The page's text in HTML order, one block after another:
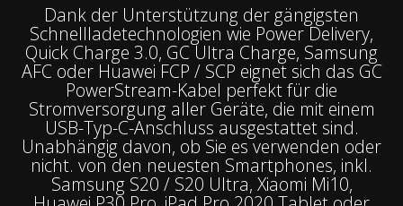
Dank der Unterstützung der gängigsten
Schnellladetechnologien wie Power Delivery,
Quick Charge 3.0, GC Ultra Charge, Samsung
AFC oder Huawei FCP / SCP eignet sich das GC
PowerStream-Kabel perfekt für die
Stromversorgung aller Geräte, die mit einem
USB-Typ-C-Anschluss ausgestattet sind.
Unabhängig davon, ob Sie es verwenden oder
nicht. von den neuesten Smartphones, inkl.
Samsung S20 / S20 Ultra, Xiaomi Mi10,